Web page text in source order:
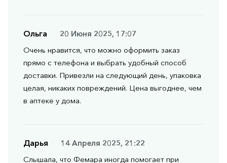
Ольга
20 Июня 2025, 17:07
Очень нравится, что можно оформить заказ
прямо с телефона и выбрать удобный способ
доставки. Привезли на следующий день, упаковка
целая, никаких повреждений. Цена выгоднее, чем
в аптеке у дома.
Дарья
14 Апреля 2025, 21:22
Слышала, что Фемара иногда помогает при